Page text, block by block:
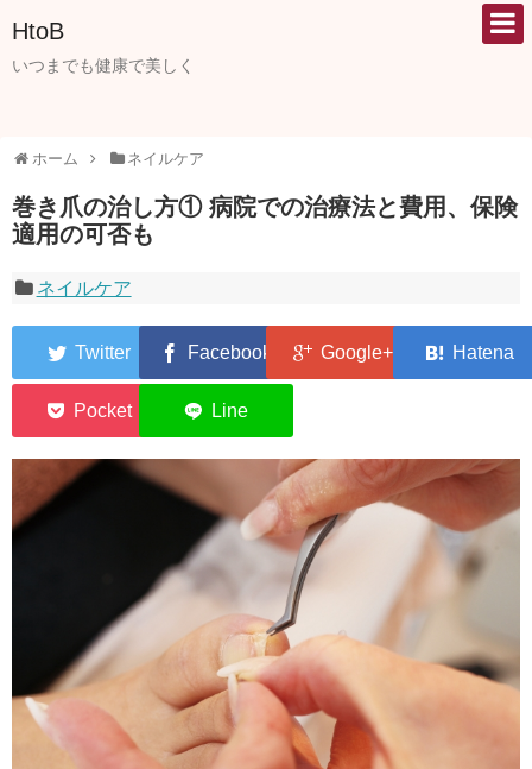
HtoB
いつまでも健康で美しく
ホーム ネイルケア
巻き爪の治し方① 病院での治療法と費用、保険
適用の可否も
ネイルケア